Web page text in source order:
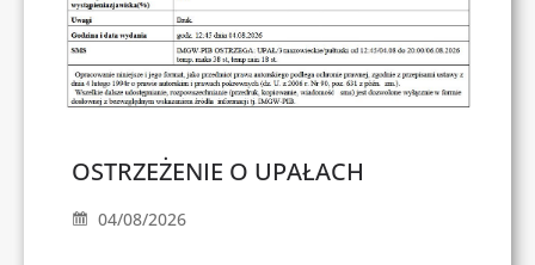
OSTRZEŻENIE O UPAŁACH
04/08/2026